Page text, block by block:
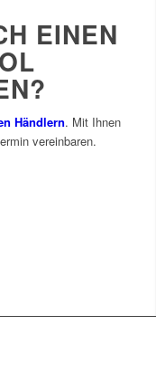
EINEN
Händlern. Mit Ihnen
vereinbaren.